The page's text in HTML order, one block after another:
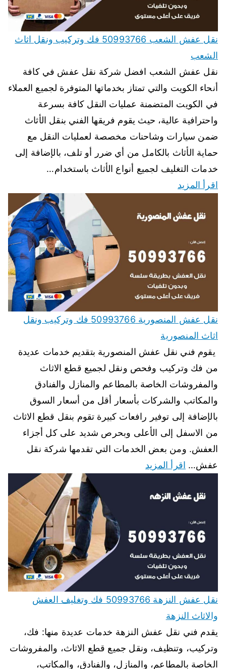
نقل عفش الشعب 50993766 فك وتركيب ونقل اثاث
الشعب
نقل عفش الشعب افضل شركة نقل عفش في كافة
أنحاء الكويت والتي تمتاز بخدماتها المتوفرة لجميع العملاء
في الكويت المتضمنة عمليات النقل كافة بسرعة
واحترافية عالية، حيث يقوم فريقها الفني بنقل الأثاث
ضمن سيارات وشاحنات مخصصة لعمليات النقل مع
حماية الأثاث بالكامل من أي ضرر أو تلف، بالإضافة إلى
خدمات التغليف لجميع أنواع الأثاث باستخدام…
اقرأ المزيد
نقل عفش المنصورية 50993766 فك وتركيب ونقل
اثاث المنصورية
يقوم فني نقل عفش المنصورية بتقديم خدمات عديدة
من فك وتركيب وفحص ونقل لجميع قطع الاثاث
والمفروشات الخاصة بالمطاعم والمنازل والفنادق
والمكاتب والشركات بأسعار أقل من أسعار السوق
بالإضافة إلى توفير رافعات كبيرة تقوم بنقل قطع الاثاث
من الاسفل إلى الأعلى وبحرص شديد على كل أجزاء
العفش. ومن بعض الخدمات التي تقدمها شركة نقل
عفش… اقرأ المزيد
نقل عفش النزهة 50993766 فك وتغليف العفش
والاثاث النزهة
يقدم فني نقل عفش النزهة خدمات عديدة منها: فك،
وتركيب، وتنظيف، ونقل جميع قطع الاثاث، والمفروشات
الخاصة بالمطاعم، والمنازل، والفنادق، والمكاتب،